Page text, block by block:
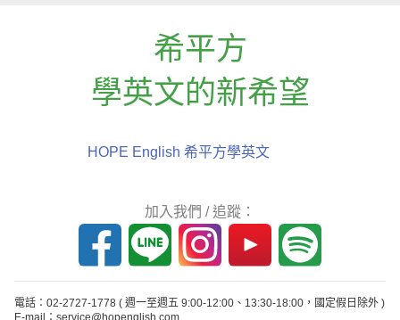
希平方
學英文的新希望
HOPE English 希平方學英文
加入我們 / 追蹤：
電話：02-2727-1778 ( 週一至週五 9:00-12:00、13:30-18:00，國定假日除外 )
E-mail：service@hopenglish.com